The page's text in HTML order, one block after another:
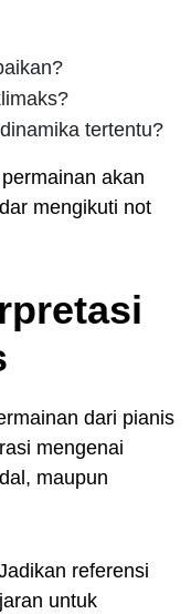
tertentu?
akan
mengikuti not
dari pianis
mengenai
maupun
referensi
untuk